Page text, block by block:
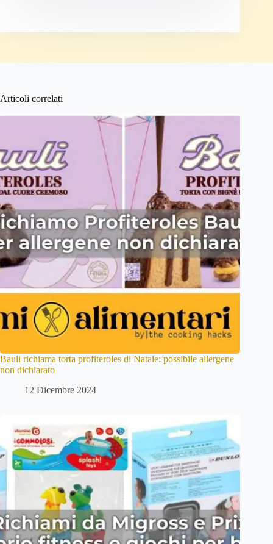
Articoli correlati
Bauli richiama torta profiteroles di Natale: possibile allergene
non dichiarato
12 Dicembre 2024